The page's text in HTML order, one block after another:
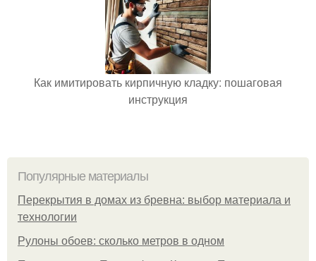
Как имитировать кирпичную кладку: пошаговая
инструкция
Популярные материалы
Перекрытия в домах из бревна: выбор материала и
технологии
Рулоны обоев: сколько метров в одном